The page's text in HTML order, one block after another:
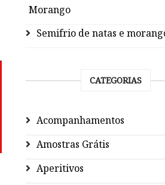
Morango
Semifrio de natas e
CATEGORIAS
Acompanhamentos
Amostras Grátis
Aperitivos